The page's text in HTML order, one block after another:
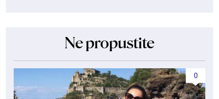
Ne propustite
0